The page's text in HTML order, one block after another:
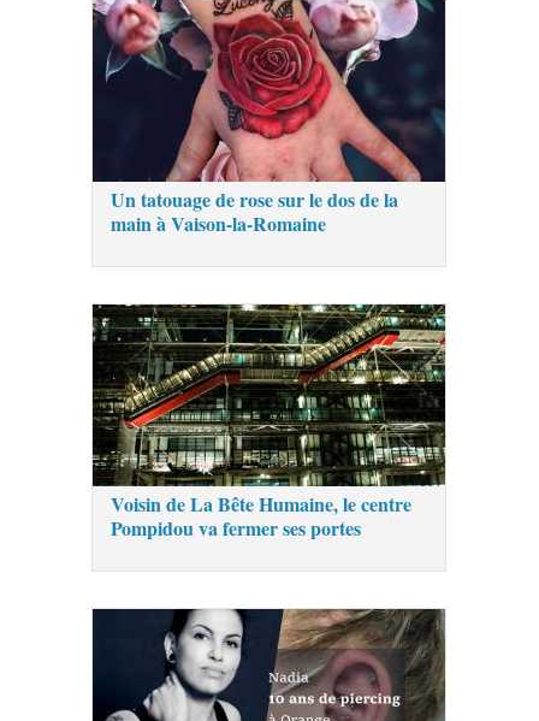
Un tatouage de rose sur le dos de la
main à Vaison-la-Romaine
Voisin de La Bête Humaine, le centre
Pompidou va fermer ses portes